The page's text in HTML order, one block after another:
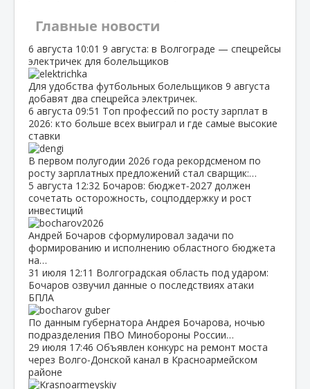
Главные новости
6 августа 10:01 9 августа: в Волгограде — спецрейсы
электричек для болельщиков
Для удобства футбольных болельщиков 9 августа
добавят два спецрейса электричек.
6 августа 09:51 Топ профессий по росту зарплат в
2026: кто больше всех выиграл и где самые высокие
ставки
В первом полугодии 2026 года рекордсменом по
росту зарплатных предложений стал сварщик:…
5 августа 12:32 Бочаров: бюджет‑2027 должен
сочетать осторожность, соцподдержку и рост
инвестиций
Андрей Бочаров сформулировал задачи по
формированию и исполнению областного бюджета
на…
31 июля 12:11 Волгоградская область под ударом:
Бочаров озвучил данные о последствиях атаки
БПЛА
По данным губернатора Андрея Бочарова, ночью
подразделения ПВО Минобороны России…
29 июля 17:46 Объявлен конкурс на ремонт моста
через Волго‑Донской канал в Красноармейском
районе